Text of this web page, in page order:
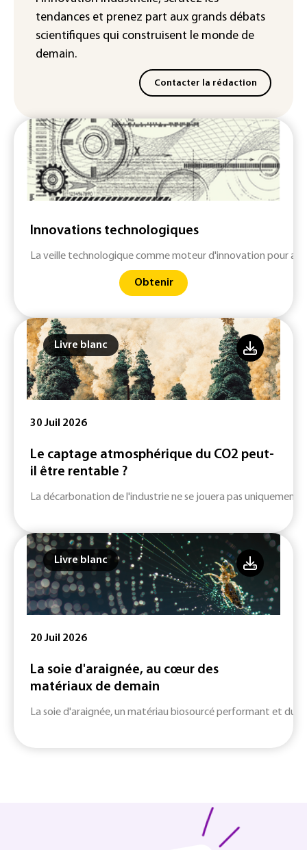
tendances et prenez part aux grands débats
scientifiques qui construisent le monde de
demain.
Contacter la rédaction
Innovations technologiques
La veille technologique comme moteur d'innovation pour
Obtenir
Livre blanc
30 Juil 2026
Le captage atmosphérique du CO2 peut-
il être rentable ?
La décarbonation de l'industrie ne se jouera pas uniquement
Livre blanc
20 Juil 2026
La soie d'araignée, au cœur des
matériaux de demain
La soie d'araignée, un matériau biosourcé performant et